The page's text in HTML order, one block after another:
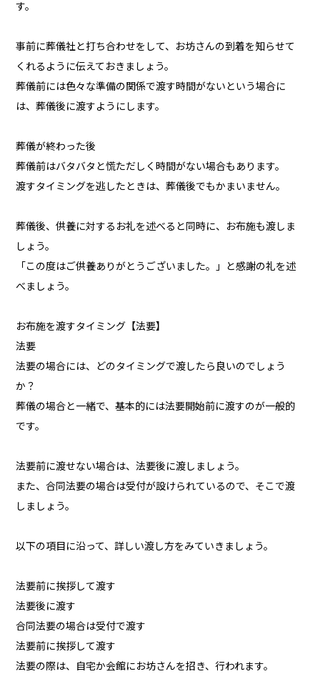
す。
事前に葬儀社と打ち合わせをして、お坊さんの到着を知らせて
くれるように伝えておきましょう。
葬儀前には色々な準備の関係で渡す時間がないという場合に
は、葬儀後に渡すようにします。
葬儀が終わった後
葬儀前はバタバタと慌ただしく時間がない場合もあります。
渡すタイミングを逃したときは、葬儀後でもかまいません。
葬儀後、供養に対するお礼を述べると同時に、お布施も渡しま
しょう。
「この度はご供養ありがとうございました。」と感謝の礼を述
べましょう。
お布施を渡すタイミング【法要】
法要
法要の場合には、どのタイミングで渡したら良いのでしょう
か？
葬儀の場合と一緒で、基本的には法要開始前に渡すのが一般的
です。
法要前に渡せない場合は、法要後に渡しましょう。
また、合同法要の場合は受付が設けられているので、そこで渡
しましょう。
以下の項目に沿って、詳しい渡し方をみていきましょう。
法要前に挨拶して渡す
法要後に渡す
合同法要の場合は受付で渡す
法要前に挨拶して渡す
法要の際は、自宅か会館にお坊さんを招き、行われます。